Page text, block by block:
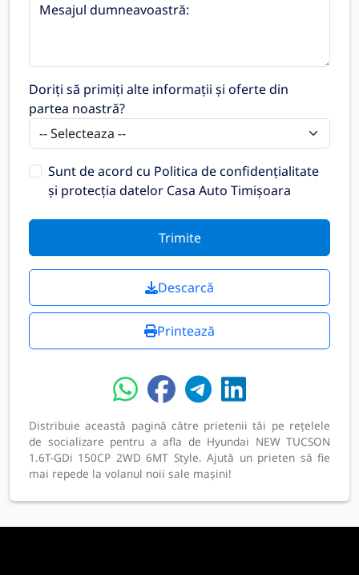
Mesajul dumneavoastră:
Doriți să primiți alte informații și oferte din
partea noastră?
Sunt de acord cu Politica de confidențialitate
și protecția datelor Casa Auto Timișoara
Trimite
Descarcă
Printează
Distribuie această pagină către prietenii tăi pe rețelele
de socializare pentru a afla de Hyundai NEW TUCSON
1.6T-GDi 150CP 2WD 6MT Style. Ajută un prieten să fie
mai repede la volanul noii sale mașini!